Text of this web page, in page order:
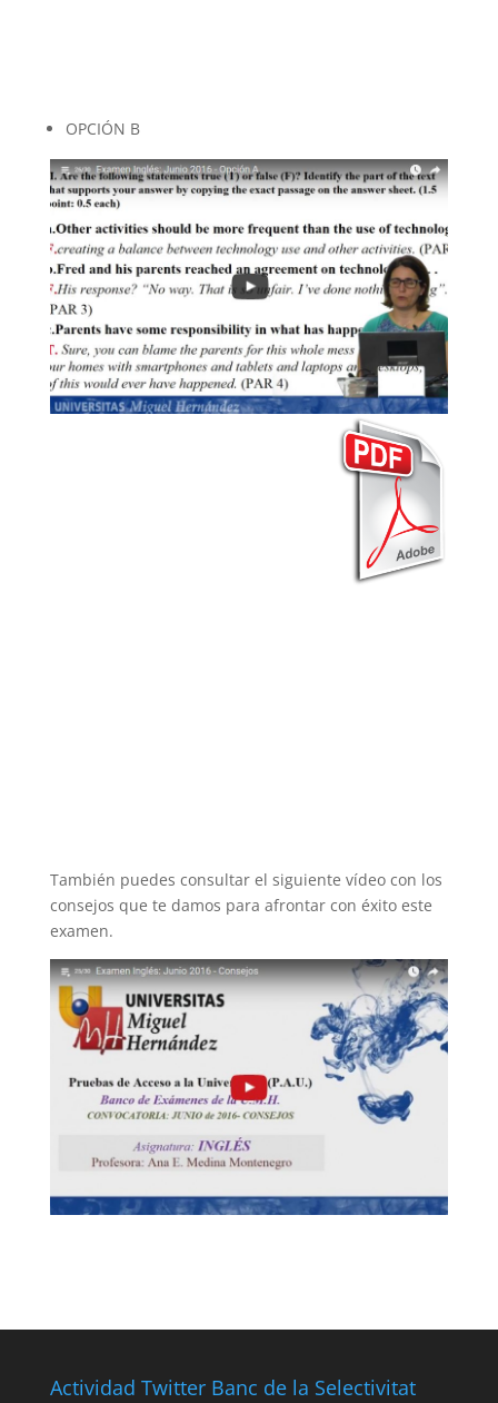
OPCIÓN B
También puedes consultar el siguiente vídeo con los
consejos que te damos para afrontar con éxito este
examen.
Actividad Twitter Banc de la Selectivitat